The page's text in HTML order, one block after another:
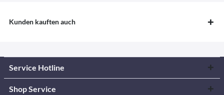
Kunden kauften auch
Service Hotline
Shop Service